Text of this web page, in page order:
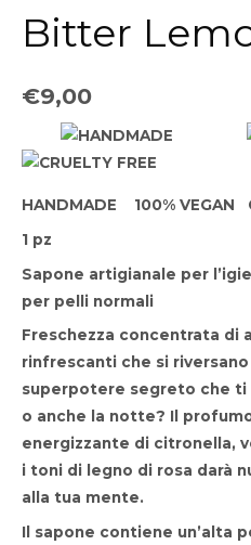
Bitter
€9,00
HANDMADE 100% VEGAN
1 pz
Sapone artigianale per
per pelli normali
Freschezza concentrata di
rinfrescanti che si
superpotere segreto che
o anche la notte? Il
energizzante di citronella,
i toni di legno di rosa darà
alla tua mente.
Il sapone contiene un’alta